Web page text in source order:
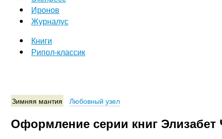
Иронов
Журналус
Книги
Рипол-классик
Зимняя мантия Любовный узел
Оформление серии книг Элизабет